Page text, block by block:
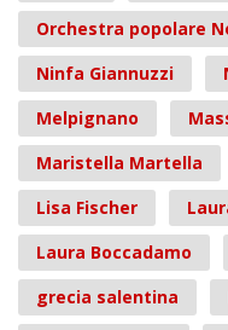
Orchestra popolare
Ninfa Giannuzzi
Melpignano
Maristella Martella
Lisa Fischer
Laura Boccadamo
grecia salentina